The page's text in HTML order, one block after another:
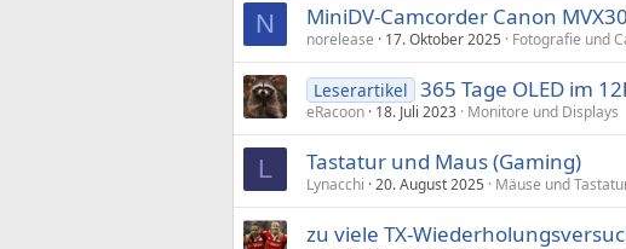
N MiniDV-Camcorder Canon
norelease 17. Oktober 2025 Fotografie und
Leserartikel 365 Tage OLED im
eRacoon 18. Juli 2023 Monitore und Displays
L Tastatur und Maus (Gaming)
Lynacchi 20. August 2025 Mäuse und
zu viele TX-